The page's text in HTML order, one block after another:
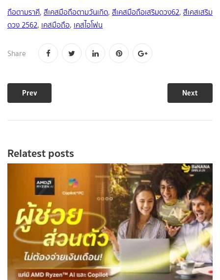
ถือตามราศี, สีเคสมือถือตามวันเกิด, สีเคสมือถือเสริมดวง62, สีเคสเสริม
ดวง 2562, เคสมือถือ, เคสไอโฟน
Share
Prev Next
Relatest posts